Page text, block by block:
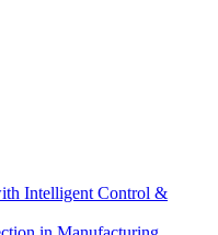
Intelligent Control &